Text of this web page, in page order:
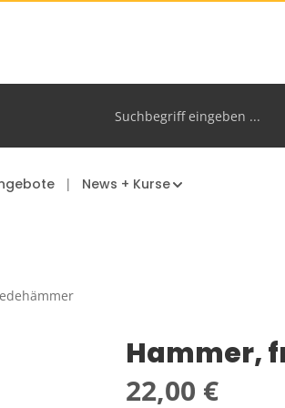
News + Kurse
Hammer,
Regulärer Preis:
22,00 €